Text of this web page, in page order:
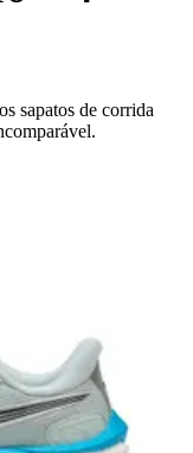
sapatos de corrida